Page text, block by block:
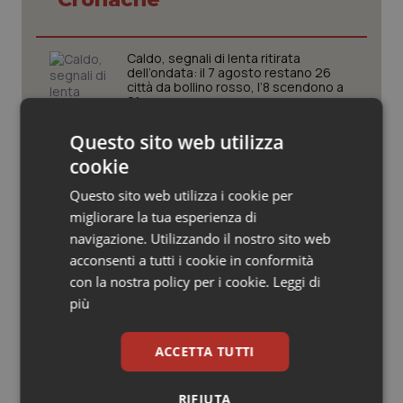
Veneto
Oncoematologia
Oncologia & Nutrizione
Psoriasi & pelle
Quotidiano Cardiologia
Quotidiano Chirurgia
Quotidiano Oncologia
Quotidiano Pediatria
Rene & patologie urogenitali
Caldo, segnali di lenta ritirata
dell’ondata: il 7 agosto restano 26
città da bollino rosso, l’8 scendono a
21
Consip, al via la prima gara dedicata
quadro da 48 milioni per tecnologie e
Breast Unit
AI Act, in vigore gli obblighi di
trasparenza: cosa cambia per sanità
e servizi rivolti ai cittadini
26 città restano da bollino rosso, solo
Bolzano torna in giallo
Questo sito web utilizza
cookie
Questo sito web utilizza i cookie per
migliorare la tua esperienza di
navigazione. Utilizzando il nostro sito web
acconsenti a tutti i cookie in conformità
con la nostra policy per i cookie. Leggi di
più
ACCETTA TUTTI
RIFIUTA